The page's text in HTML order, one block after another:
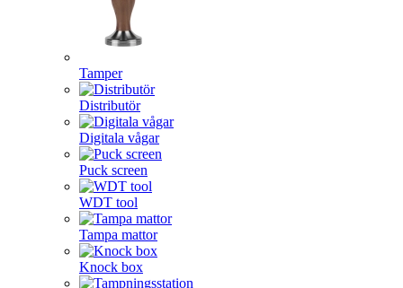
Tamper
Distributör
Digitala vågar
Puck screen
WDT tool
Tampa mattor
Knock box